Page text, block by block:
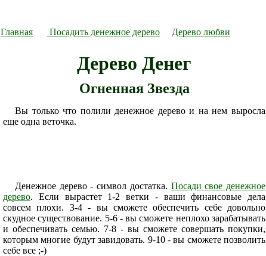
Главная Посадить денежное дерево Дерево любви
Дерево Денег
Огненная Звезда
Вы только что полили денежное дерево и на нем выросла
еще одна веточка.
Денежное дерево - символ достатка. Посади свое денежное
дерево. Если вырастет 1-2 ветки - ваши финансовые дела
совсем плохи. 3-4 - вы сможете обеспечить себе довольно
скудное существование. 5-6 - вы сможете неплохо зарабатывать
и обеспечивать семью. 7-8 - вы сможете совершать покупки,
которым многие будут завидовать. 9-10 - вы сможете позволить
себе все ;-)